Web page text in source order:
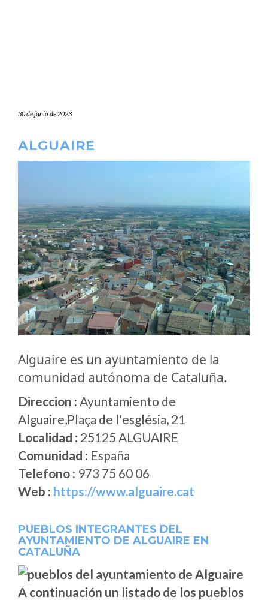
30 de junio de 2023
ALGUAIRE
Alguaire es un ayuntamiento de la
comunidad autónoma de Cataluña.
Direccion : Ayuntamiento de
Alguaire,Plaça de l'església, 21
Localidad : 25125 ALGUAIRE
Comunidad : España
Telefono : 973 75 60 06
Web : https://www.alguaire.cat
PUEBLOS INTEGRANTES DEL
AYUNTAMIENTO DE ALGUAIRE EN
CATALUÑA
A continuación un listado de los pueblos